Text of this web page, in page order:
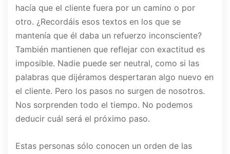
hacía que el cliente fuera por un camino o por
otro. ¿Recordáis esos textos en los que se
mantenía que él daba un refuerzo inconsciente?
También mantienen que reflejar con exactitud es
imposible. Nadie puede ser neutral, como si las
palabras que dijéramos despertaran algo nuevo en
el cliente. Pero los pasos no surgen de nosotros.
Nos sorprenden todo el tiempo. No podemos
deducir cuál será el próximo paso.
Estas personas sólo conocen un orden de las